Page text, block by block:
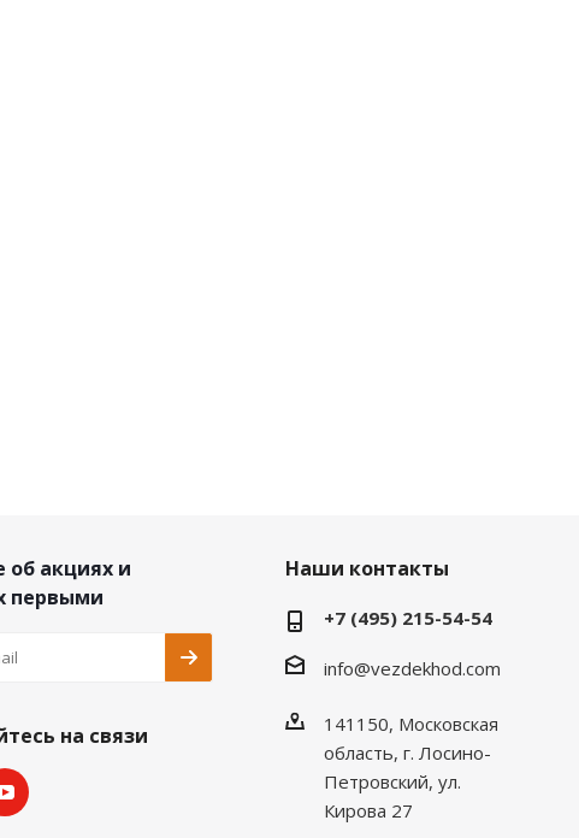
об акциях и
первыми
на связи
Наши контакты
+7 (495) 215-54-54
info@vezdekhod.com
141150, Московская
область, г. Лосино-
Петровский, ул.
Кирова 27